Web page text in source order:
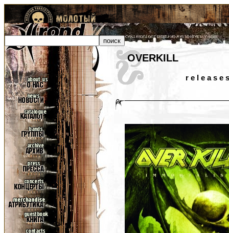
OVERKILL
r e l e a s e s